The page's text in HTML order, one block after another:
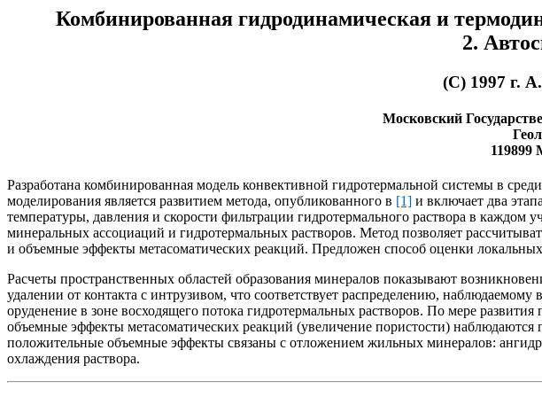
Комбинированная гидродинамическая и
2.
(C) 1997 г.
Московский
119899
Разработана комбинированная модель конвективной гидротермальной системы в
моделирования является развитием метода, опубликованного в [1] и включает два
температуры, давления и скорости фильтрации гидротермального раствора в каждом
минеральных ассоциаций и гидротермальных растворов. Метод позволяет
и объемные эффекты метасоматических реакций. Предложен способ оценки
Расчеты пространственных областей образования минералов показывают
удалении от контакта с интрузивом, что соответствует распределению,
оруденение в зоне восходящего потока гидротермальных растворов. По мере
объемные эффекты метасоматических реакций (увеличение пористости)
положительные объемные эффекты связаны с отложением жильных минералов:
охлаждения раствора.